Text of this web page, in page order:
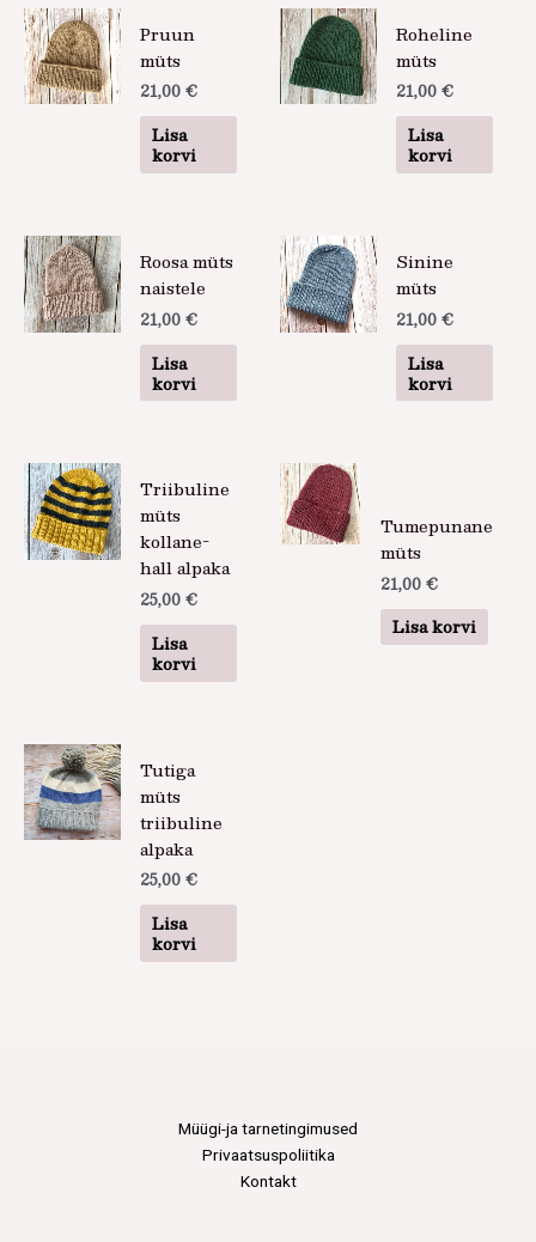
Pruun
müts
21,00 €
Lisa
korvi
Roheline
müts
21,00 €
Lisa
korvi
Roosa müts
naistele
21,00 €
Lisa
korvi
Sinine
müts
21,00 €
Lisa
korvi
Triibuline
müts
kollane-
hall alpaka
25,00 €
Lisa
korvi
Tumepunane
müts
21,00 €
Lisa korvi
Tutiga
müts
triibuline
alpaka
25,00 €
Lisa
korvi
Müügi-ja tarnetingimused
Privaatsuspoliitika
Kontakt